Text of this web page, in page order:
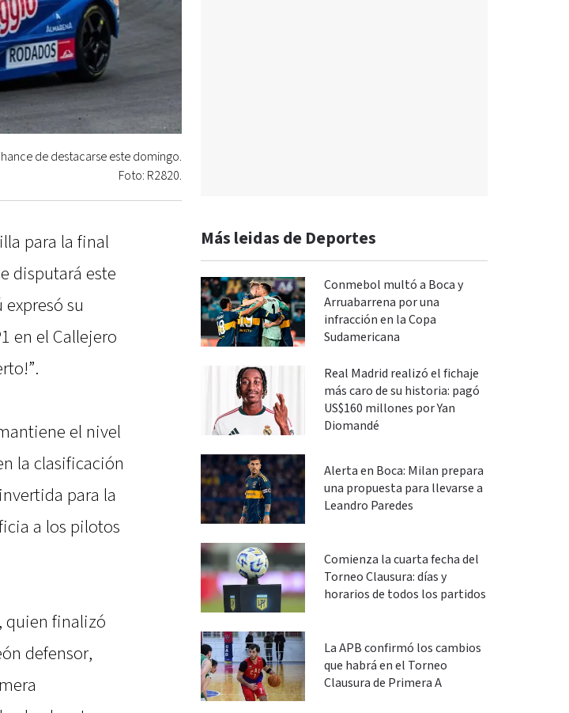
de destacarse este domingo.
Foto: R2820.
para la final
disputará este
su
en el Callejero
el nivel
la clasificación
para la
a los pilotos
quien finalizó
defensor,
Más leidas de Deportes
Conmebol multó a Boca y
Arruabarrena por una
infracción en la Copa
Sudamericana
Real Madrid realizó el fichaje
más caro de su historia: pagó
US$160 millones por Yan
Diomandé
Alerta en Boca: Milan prepara
una propuesta para llevarse a
Leandro Paredes
Comienza la cuarta fecha del
Torneo Clausura: días y
horarios de todos los partidos
La APB confirmó los cambios
que habrá en el Torneo
Clausura de Primera A